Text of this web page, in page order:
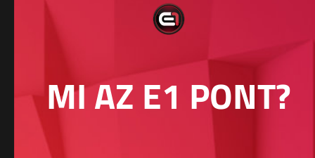
MI AZ E1 PONT?